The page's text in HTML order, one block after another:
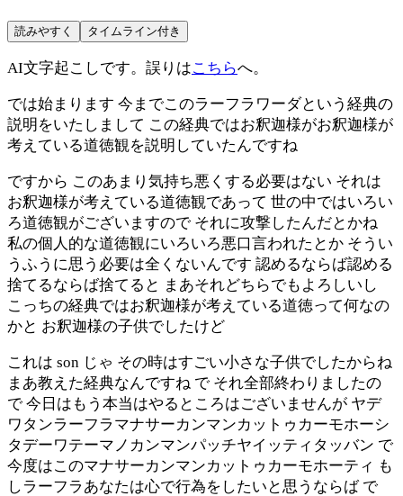
読みやすく タイムライン付き
AI文字起こしです。誤りはこちらへ。
では始まります 今までこのラーフラワーダという経典の
説明をいたしまして この経典ではお釈迦様がお釈迦様が
考えている道徳観を説明していたんですね
ですから このあまり気持ち悪くする必要はない それは
お釈迦様が考えている道徳観であって 世の中ではいろい
ろ道徳観がございますので それに攻撃したんだとかね
私の個人的な道徳観にいろいろ悪口言われたとか そうい
うふうに思う必要は全くないんです 認めるならば認める
捨てるならば捨てると まあそれどちらでもよろしいし
こっちの経典ではお釈迦様が考えている道徳って何なの
かと お釈迦様の子供でしたけど
これは son じゃ その時はすごい小さな子供でしたからね
まあ教えた経典なんですね で それ全部終わりましたの
で 今日はもう本当はやるところはございませんが ヤデ
ワタンラーフラマナサーカンマンカットゥカーモホーシ
タデーワテーマノカンマンパッチヤイッティタッバン で
今度はこのマナサーカンマンカットゥカーモホーティ も
しラーフラあなたは心で行為をしたいと思うならば で